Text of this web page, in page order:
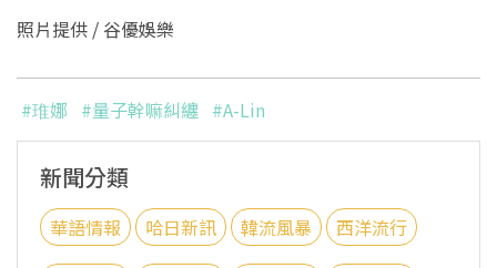
照片提供 / 谷優娛樂
#琟娜 #量子幹嘛糾纏 #A-Lin
新聞分類
華語情報 哈日新訊 韓流風暴 西洋流行